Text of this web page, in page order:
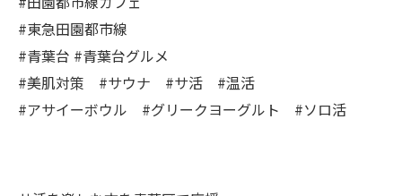
#東急田園都市線
#青葉台 #青葉台グルメ
#美肌対策 #サウナ #サ活 #温活
#アサイーボウル #グリークヨーグルト #ソロ活